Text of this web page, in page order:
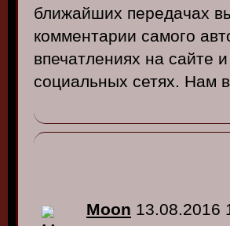
ближайших передачах
комментарии самого ав
впечатлениях на сайте и
социальных сетях. Нам в
Moon 13.08.2016